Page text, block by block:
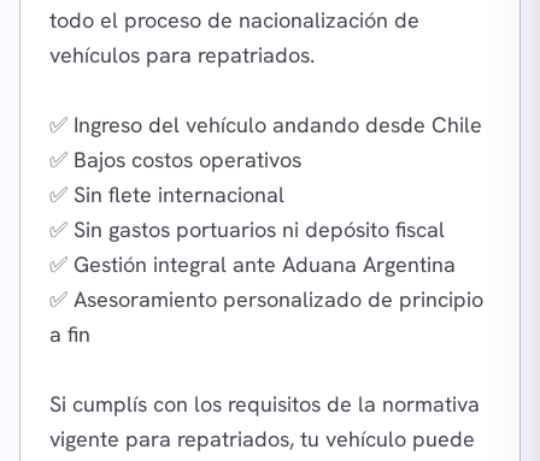
todo el proceso de nacionalización de
vehículos para repatriados.
✅ Ingreso del vehículo andando desde Chile
✅ Bajos costos operativos
✅ Sin flete internacional
✅ Sin gastos portuarios ni depósito fiscal
✅ Gestión integral ante Aduana Argentina
✅ Asesoramiento personalizado de principio
a fin
Si cumplís con los requisitos de la normativa
vigente para repatriados, tu vehículo puede